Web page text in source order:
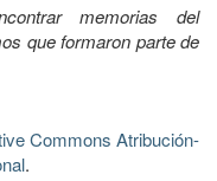
memorias del
que formaron parte de
Commons Atribución-
.